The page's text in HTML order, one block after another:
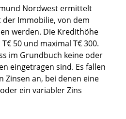
Nordwest ermittelt
Immobilie, von dem
werden. Die Kredithöhe
50 und maximal T€ 300.
im Grundbuch keine oder
eingetragen sind. Es fallen
Zinsen an, bei denen eine
ein variabler Zins